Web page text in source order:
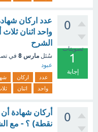
0
تصويتات
1
إجابة
عدد اركان شهادة
واحد اثنان
الشرح
سُئل مارس 8 في
عبود
عدد اركان
واحد
اثنان
0
نقطة) ؟ - مع